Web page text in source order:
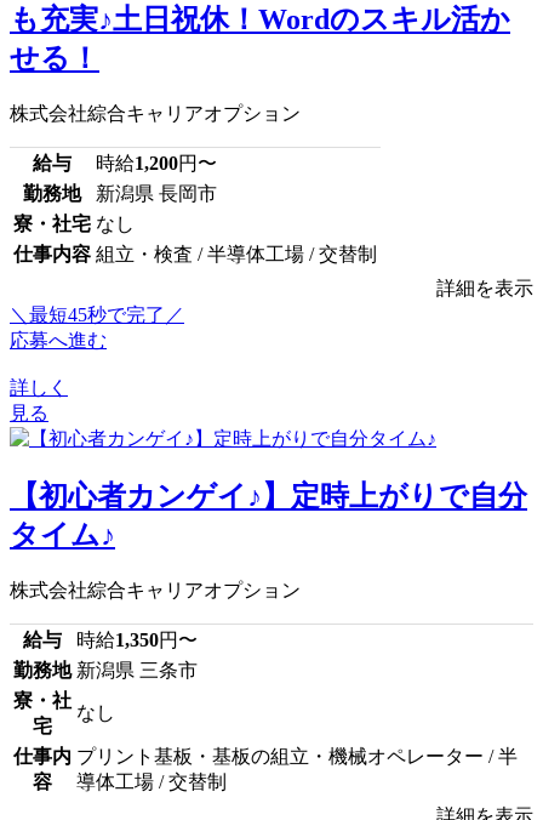
も充実♪土日祝休！Wordのスキル活か
せる！
株式会社綜合キャリアオプション
給与 時給1,200円〜
勤務地
新潟県 長岡市
寮・社宅 なし
仕事内容 組立・検査 / 半導体工場 / 交替制
詳細を表示
＼最短45秒で完了／
応募へ進む
詳しく
見る
【初心者カンゲイ♪】定時上がりで自分
タイム♪
株式会社綜合キャリアオプション
給与 時給1,350円〜
勤務地 新潟県 三条市
寮・社
宅
なし
仕事内
容
プリント基板・基板の組立・機械オペレーター / 半
導体工場 / 交替制
詳細を表示